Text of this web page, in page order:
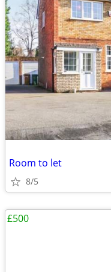
Room to let
8/5
£500